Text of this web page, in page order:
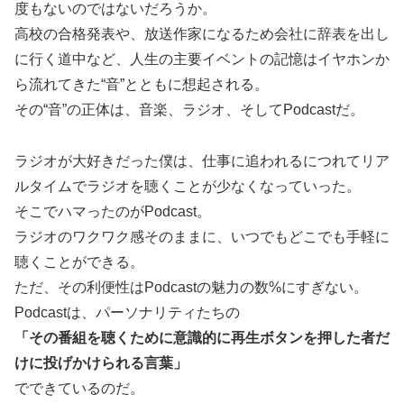
度もないのではないだろうか。
高校の合格発表や、放送作家になるため会社に辞表を出し
に行く道中など、人生の主要イベントの記憶はイヤホンか
ら流れてきた“音”とともに想起される。
その“音”の正体は、音楽、ラジオ、そしてPodcastだ。
ラジオが大好きだった僕は、仕事に追われるにつれてリア
ルタイムでラジオを聴くことが少なくなっていった。
そこでハマったのがPodcast。
ラジオのワクワク感そのままに、いつでもどこでも手軽に
聴くことができる。
ただ、その利便性はPodcastの魅力の数%にすぎない。
Podcastは、パーソナリティたちの
「その番組を聴くために意識的に再生ボタンを押した者だ
けに投げかけられる言葉」
でできているのだ。